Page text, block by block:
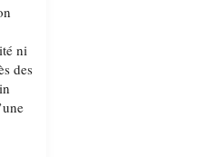
ni
des